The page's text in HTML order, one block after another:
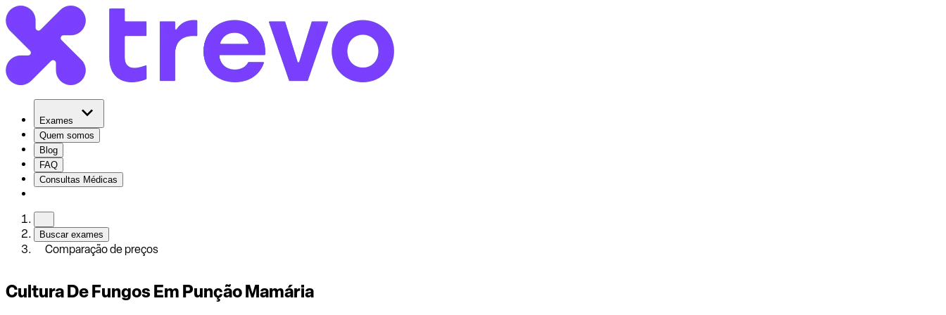
Exames
Quem somos
Blog
FAQ
Consultas Médicas
Buscar exames
Comparação de preços
Cultura De Fungos Em Punção Mamária